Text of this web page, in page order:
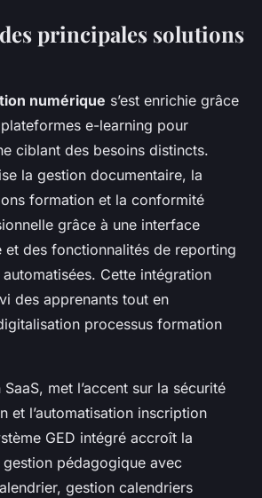
principales solutions
numérique s’est enrichie grâce
e-learning pour
ciblant des besoins distincts.
la gestion documentaire, la
formation et la conformité
grâce à une interface
et des fonctionnalités de reporting
Cette intégration
des apprenants tout en
processus formation
met l’accent sur la sécurité
et l’automatisation inscription
GED intégré accroît la
pédagogique avec
gestion calendriers